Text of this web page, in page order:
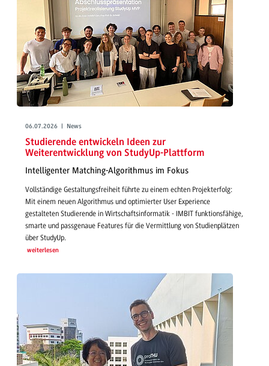
06.07.2026 | News
Studierende entwickeln Ideen zur
Weiterentwicklung von StudyUp-Plattform
Intelligenter Matching-Algorithmus im Fokus
Vollständige Gestaltungsfreiheit führte zu einem echten Projekterfolg:
Mit einem neuen Algorithmus und optimierter User Experience
gestalteten Studierende in Wirtschaftsinformatik - IMBIT funktionsfähige,
smarte und passgenaue Features für die Vermittlung von Studienplätzen
über StudyUp.
weiterlesen